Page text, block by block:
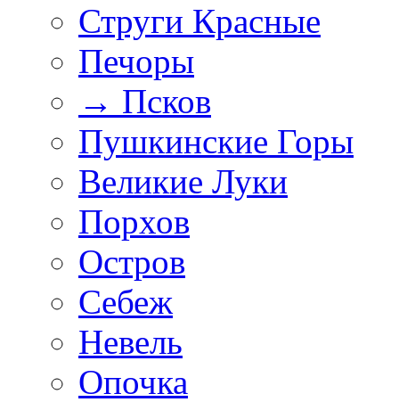
Струги Красные
Печоры
→ Псков
Пушкинские Горы
Великие Луки
Порхов
Остров
Себеж
Невель
Опочка